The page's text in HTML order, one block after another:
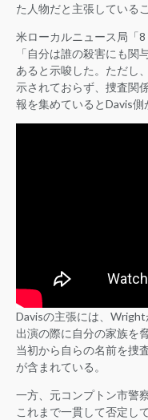
た人物だと主張している
米ローカルニュース局「
「自分は誰の殺害にも
あると示唆した。ただし
示されておらず、捜査関
報を集めているとDavis側
Davisの主張には、
出演の際に自分の家族を
当初から自らの名前を捜
が含まれている。
一方、元コンプトン市警
これまで一貫して否定し